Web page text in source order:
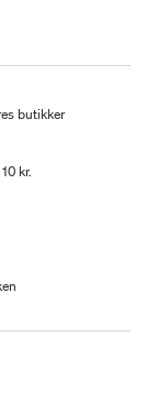
butikker
kr.